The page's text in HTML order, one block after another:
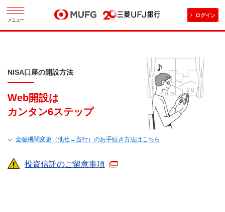
メニュー
ログイン
NISA口座の開設方法
Web開設は
カンタン6ステップ
金融機関変更（他社→当行）のお手続き方法はこちら
投資信託のご留意事項